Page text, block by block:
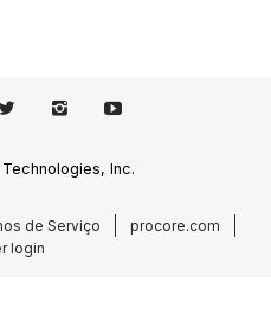
Inc.
de Serviço
procore.com
login